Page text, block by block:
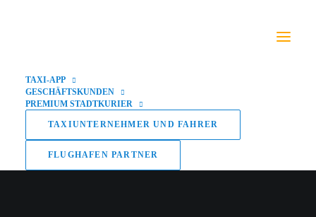
TAXI-APP
GESCHÄFTSKUNDEN
PREMIUM STADTKURIER
TAXIUNTERNEHMER UND FAHRER
FLUGHAFEN PARTNER